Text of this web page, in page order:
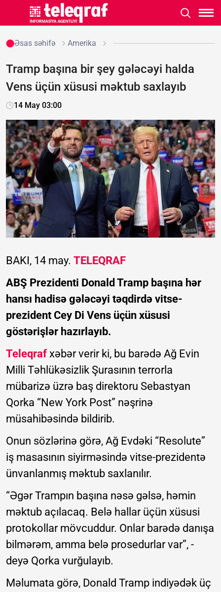
Əsas səhifə Amerika
Tramp başına bir şey gələcəyi halda
Vens üçün xüsusi məktub saxlayıb
14 May 03:00
BAKI, 14 may. TELEQRAF
ABŞ Prezidenti Donald Tramp başına hər
hansı hadisə gələcəyi təqdirdə vitse-
prezident Cey Di Vens üçün xüsusi
göstərişlər hazırlayıb.
Teleqraf xəbər verir ki, bu barədə Ağ Evin
Milli Təhlükəsizlik Şurasının terrorla
mübarizə üzrə baş direktoru Sebastyan
Qorka “New York Post” nəşrinə
müsahibəsində bildirib.
Onun sözlərinə görə, Ağ Evdəki “Resolute”
iş masasının siyirməsində vitse-prezidentə
ünvanlanmış məktub saxlanılır.
“Əgər Trampın başına nəsə gəlsə, həmin
məktub açılacaq. Belə hallar üçün xüsusi
protokollar mövcuddur. Onlar barədə danışa
bilmərəm, amma belə prosedurlar var”, -
deyə Qorka vurğulayıb.
Məlumata görə, Donald Tramp indiyədək üç